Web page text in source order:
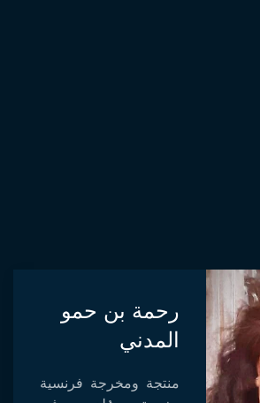
رحمة بن حمو
المدني
منتجة ومخرجة فرنسية